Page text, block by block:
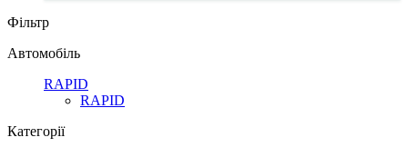
Фільтр
Автомобіль
RAPID
RAPID
Категорії